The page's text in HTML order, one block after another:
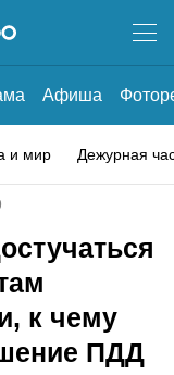
Афиша
и мир Дежурная
к чему
ПДД